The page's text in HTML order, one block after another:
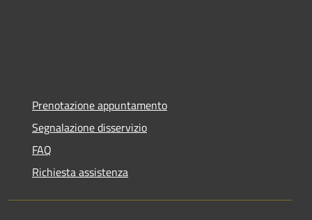
Prenotazione appuntamento
Segnalazione disservizio
FAQ
Richiesta assistenza